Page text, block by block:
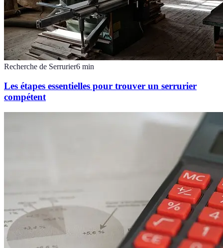
Recherche de Serrurier6 min
Les étapes essentielles pour trouver un serrurier
compétent